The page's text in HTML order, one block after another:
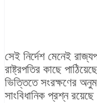
সেই নির্দেশ মেনেই
রাষ্ট্রপতির কাছে
ভিত্তিতে সংরক্ষণের
সাংবিধানিক প্রশ্ন